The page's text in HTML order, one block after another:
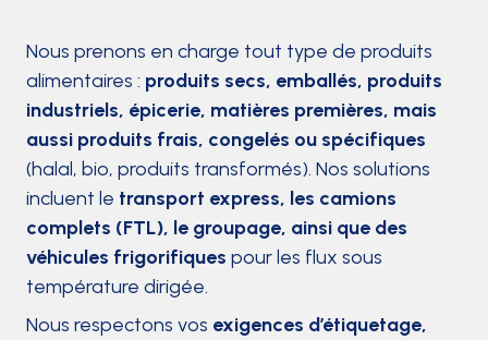
Nous prenons en charge tout type de produits
alimentaires : produits secs, emballés, produits
industriels, épicerie, matières premières, mais
aussi produits frais, congelés ou spécifiques
(halal, bio, produits transformés). Nos solutions
incluent le transport express, les camions
complets (FTL), le groupage, ainsi que des
véhicules frigorifiques pour les flux sous
température dirigée.
Nous respectons vos exigences d’étiquetage,